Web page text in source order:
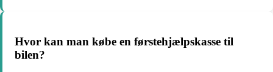
Hvor kan man købe en førstehjælpskasse til
bilen?